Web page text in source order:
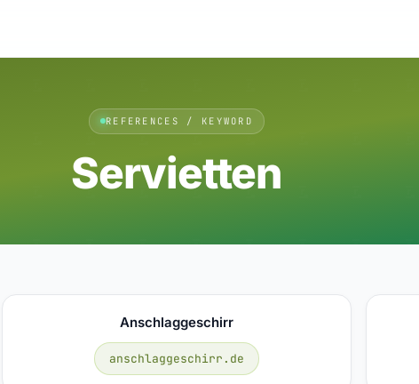
REFERENCES / KEYWORD
Servietten
Anschlaggeschirr
anschlaggeschirr.de